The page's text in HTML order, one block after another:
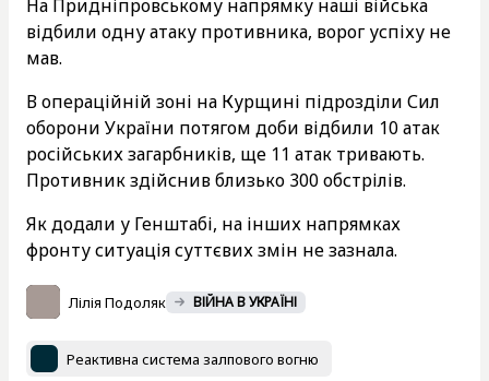
На Придніпровському напрямку наші війська
відбили одну атаку противника, ворог успіху не
мав.
В операційній зоні на Курщині підрозділи Сил
оборони України потягом доби відбили 10 атак
російських загарбників, ще 11 атак тривають.
Противник здійснив близько 300 обстрілів.
Як додали у Генштабі, на інших напрямках
фронту ситуація суттєвих змін не зазнала.
Лілія Подоляк ВІЙНА В УКРАЇНІ
Реактивна система залпового вогню